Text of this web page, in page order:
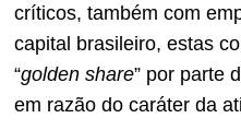
críticos, também com
capital brasileiro, estas
“golden share” por parte
em razão do caráter da